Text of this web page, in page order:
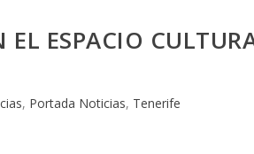
EL ESPACIO
, Portada Noticias, Tenerife